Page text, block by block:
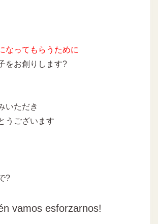
なってもらうために
をお創りします?
いただき
うございます
?
vamos esforzarnos!